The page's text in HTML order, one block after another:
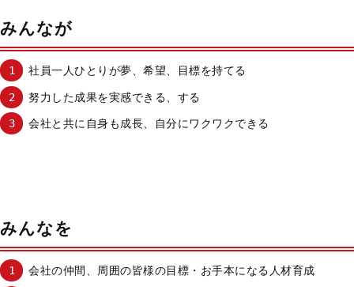
みんなが
社員一人ひとりが夢、希望、目標を持てる
努力した成果を実感できる、する
会社と共に自身も成長、自分にワクワクできる
みんなを
会社の仲間、周囲の皆様の目標・お手本になる人材育成